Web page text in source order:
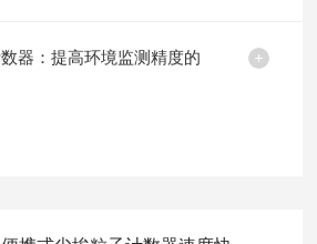
器：提高环境监测精度的